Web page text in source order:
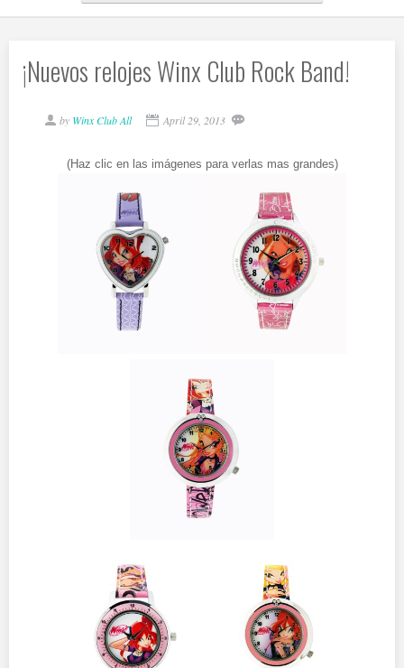
¡Nuevos relojes Winx Club Rock Band!
by Winx Club All April 29, 2013
(Haz clic en las imágenes para verlas mas grandes)